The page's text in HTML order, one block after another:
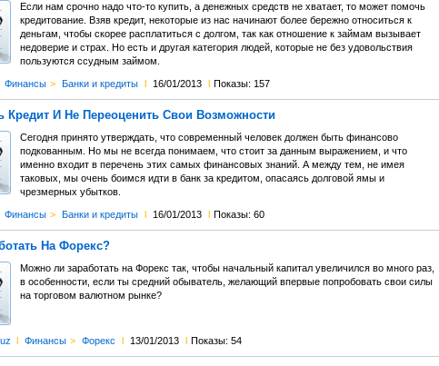
Если нам срочно надо что-то купить, а денежных средств не хватает, то может помочь
кредитование. Взяв кредит, некоторые из нас начинают более бережно относиться к
деньгам, чтобы скорее расплатиться с долгом, так как отношение к займам вызывает
недоверие и страх. Но есть и другая категория людей, которые не без удовольствия
пользуются ссудным займом.
Финансы > Банки и кредиты l 16/01/2013 l Показы: 157
Кредит И Не Переоценить Свои Возможности
Сегодня принято утверждать, что современный человек должен быть финансово
подкованным. Но мы не всегда понимаем, что стоит за данным выражением, и что
именно входит в перечень этих самых финансовых знаний. А между тем, не имея
таковых, мы очень боимся идти в банк за кредитом, опасаясь долговой ямы и
чрезмерных убытков.
Финансы > Банки и кредиты l 16/01/2013 l Показы: 60
На Форекс?
Можно ли заработать на Форекс так, чтобы начальный капитал увеличился во много раз,
в особенности, если ты средний обыватель, желающий впервые попробовать свои силы
на торговом валютном рынке?
l Финансы > Форекс l 13/01/2013 l Показы: 54